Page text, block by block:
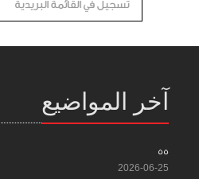
آخر المواضيع
55
2026-06-25